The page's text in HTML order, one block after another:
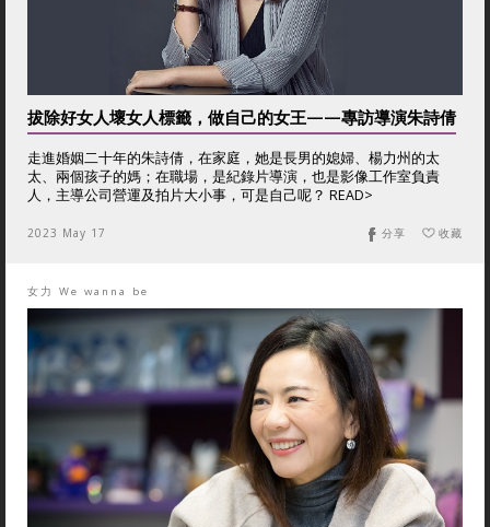
拔除好女人壞女人標籤，做自己的女王——專訪導演朱詩倩
走進婚姻二十年的朱詩倩，在家庭，她是長男的媳婦、楊力州的太
太、兩個孩子的媽；在職場，是紀錄片導演，也是影像工作室負責
人，主導公司營運及拍片大小事，可是自己呢？ READ>
2023 May 17 收藏
分享
女力 We wanna be